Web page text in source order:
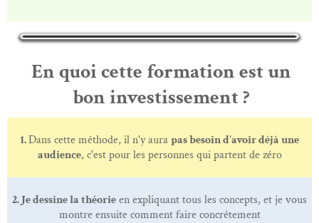
En quoi cette formation est un
bon investissement ?
1.Dans cette méthode, il n'y aurapas besoin d'avoir déjà une
audience, c'est pour les personnes qui partent de zéro
2. Je dessine la théorieen expliquant tous les concepts, et je vous
montre ensuite comment faire concrétement